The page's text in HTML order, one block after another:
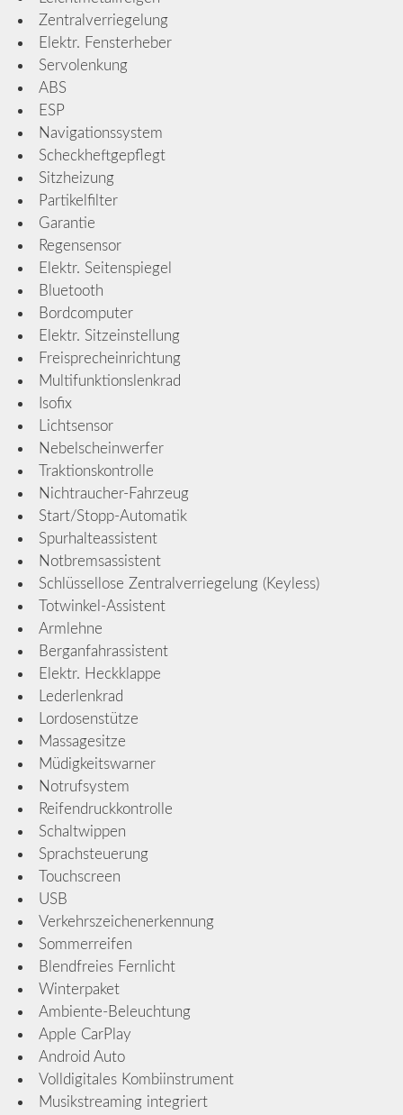
Zentralverriegelung
Elektr. Fensterheber
Servolenkung
ABS
ESP
Navigationssystem
Scheckheftgepflegt
Sitzheizung
Partikelfilter
Garantie
Regensensor
Elektr. Seitenspiegel
Bluetooth
Bordcomputer
Elektr. Sitzeinstellung
Freisprecheinrichtung
Multifunktionslenkrad
Isofix
Lichtsensor
Nebelscheinwerfer
Traktionskontrolle
Nichtraucher-Fahrzeug
Start/Stopp-Automatik
Spurhalteassistent
Notbremsassistent
Schlüssellose Zentralverriegelung (Keyless)
Totwinkel-Assistent
Armlehne
Berganfahrassistent
Elektr. Heckklappe
Lederlenkrad
Lordosenstütze
Massagesitze
Müdigkeitswarner
Notrufsystem
Reifendruckkontrolle
Schaltwippen
Sprachsteuerung
Touchscreen
USB
Verkehrszeichenerkennung
Sommerreifen
Blendfreies Fernlicht
Winterpaket
Ambiente-Beleuchtung
Apple CarPlay
Android Auto
Volldigitales Kombiinstrument
Musikstreaming integriert